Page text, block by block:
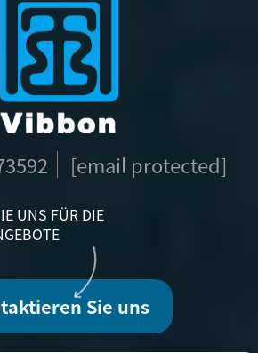
[email protected]
UNS FÜR DIE
Sie uns